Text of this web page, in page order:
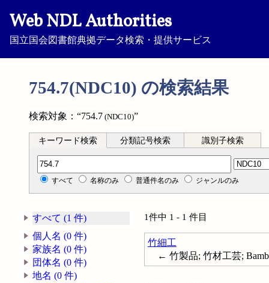
Web NDL Authorities
国立国会図書館典拠データ検索・提供サービス
754.7(NDC10) の検索結果
検索対象：“754.7 (NDC10)”
キーワード検索 分類記号検索 識別子検索
分類記号検索
すべて 名称のみ 普通件名のみ ジャンルのみ
すべて (1 件)
個人名 (0 件)
家族名 (0 件)
団体名 (0 件)
地名 (0 件)
1件中 1 - 1 件目
竹細工
← 竹製品; 竹材工芸;